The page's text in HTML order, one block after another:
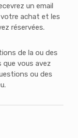
un email
achat et les
réservées.
de la ou des
vous avez
ou des